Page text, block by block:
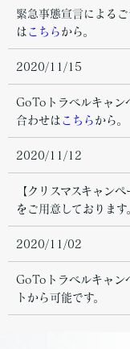
緊急事態宣言による
は こちら から。
2020/11/15
GoToトラベルキャン
合わせは こちら から。
2020/11/12
【クリスマスキャン
をご用意しております
2020/11/02
GoToトラベルキャン
トから可能です。